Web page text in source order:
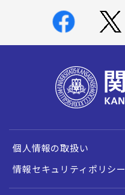
個人情報の取扱い
情報セキュリティポリシー